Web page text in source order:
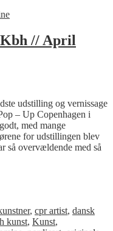
// April
udstilling og vernissage
– Up Copenhagen i
med mange
for udstillingen blev
så overvældende med så
, cpr artist, dansk
kunst, Kunst,